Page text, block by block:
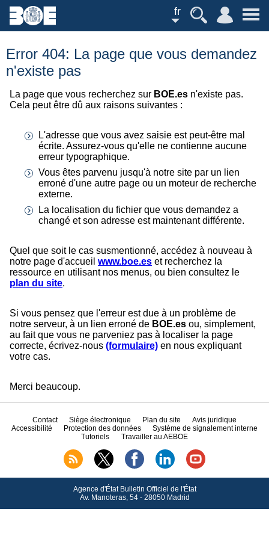
fr
Error 404: La page que vous demandez
n'existe pas
La page que vous recherchez sur BOE.es n'existe pas.
Cela peut être dû aux raisons suivantes :
L'adresse que vous avez saisie est peut-être mal
écrite. Assurez-vous qu'elle ne contienne aucune
erreur typographique.
Vous êtes parvenu jusqu'à notre site par un lien
erroné d'une autre page ou un moteur de recherche
externe.
La localisation du fichier que vous demandez a
changé et son adresse est maintenant différente.
Quel que soit le cas susmentionné, accédez à nouveau à
notre page d'accueil www.boe.es et recherchez la
ressource en utilisant nos menus, ou bien consultez le
plan du site.
Si vous pensez que l'erreur est due à un problème de
notre serveur, à un lien erroné de BOE.es ou, simplement,
au fait que vous ne parveniez pas à localiser la page
correcte, écrivez-nous (formulaire) en nous expliquant
votre cas.
Merci beaucoup.
Contact Siège électronique Plan du site
Avis juridique
Accessibilité
Protection des données
Système de signalement interne
Tutoriels
Travailler au AEBOE
Agence d'État Bulletin Officiel de l'État
Av.Manoteras, 54 - 28050 Madrid